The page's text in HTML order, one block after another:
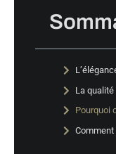
La
Pourquoi
Comment